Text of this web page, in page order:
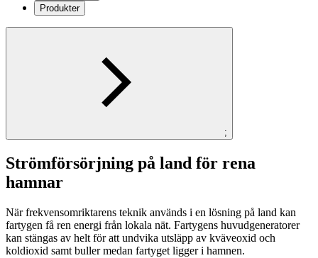
Produkter
;
Strömförsörjning på land för rena
hamnar
När frekvensomriktarens teknik används i en lösning på land kan
fartygen få ren energi från lokala nät. Fartygens huvudgeneratorer
kan stängas av helt för att undvika utsläpp av kväveoxid och
koldioxid samt buller medan fartyget ligger i hamnen.